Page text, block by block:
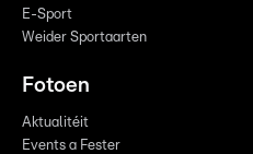
E-Sport
Weider Sportaarten
Fotoen
Aktualitéit
Events a Fester